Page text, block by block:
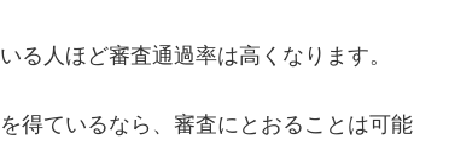
る人ほど審査通過率は高くなります。
得ているなら、審査にとおることは可能